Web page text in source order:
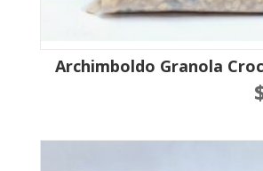
Archimboldo Granola